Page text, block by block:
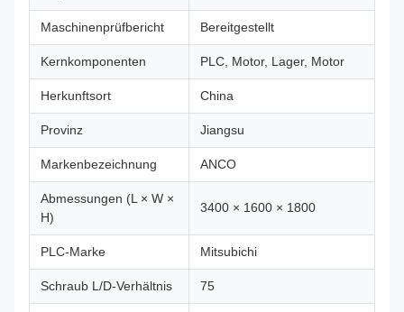
Maschinenprüfbericht Bereitgestellt
Kernkomponenten PLC, Motor, Lager, Motor
Herkunftsort China
Provinz Jiangsu
Markenbezeichnung ANCO
Abmessungen (L × W ×
H)
3400 × 1600 × 1800
PLC-Marke Mitsubichi
Schraub L/D-Verhältnis 75